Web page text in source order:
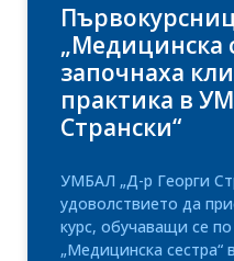
„Медицинска
започнаха
практика в
Странски“
УМБАЛ „Д-р Георги
удоволствието да
курс, обучаващи се
„Медицинска сестра“ в